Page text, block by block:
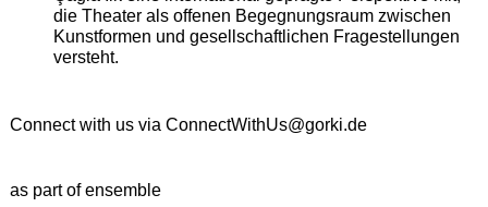
die Theater als offenen Begegnungsraum zwischen
Kunstformen und gesellschaftlichen Fragestellungen
versteht.
Connect with us via ConnectWithUs@gorki.de
as part of ensemble